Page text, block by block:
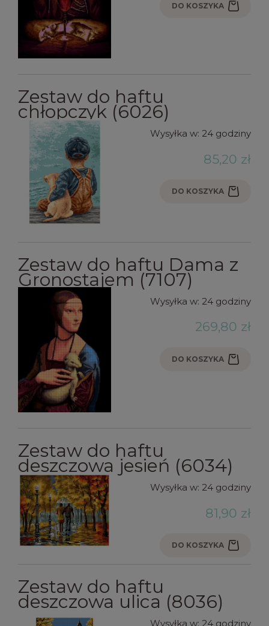
DO KOSZYKA
Zestaw do haftu
chłopczyk (6026)
Wysyłka w: 24 godziny
85,20 zł
DO KOSZYKA
Zestaw do haftu Dama z
Gronostajem (7107)
Wysyłka w: 24 godziny
269,80 zł
DO KOSZYKA
Zestaw do haftu
deszczowa jesień (6034)
Wysyłka w: 24 godziny
81,90 zł
DO KOSZYKA
Zestaw do haftu
deszczowa ulica (8036)
Wysyłka w: 24 godziny